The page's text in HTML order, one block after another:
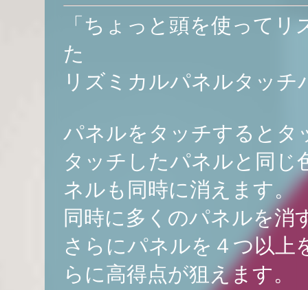
「ちょっと頭を使って
た
リズミカルパネルタッチ
パネルをタッチするとタ
タッチしたパネルと同
ネルも同時に消えます。
同時に多くのパネルを消
さらにパネルを４つ以上
らに高得点が狙えます。